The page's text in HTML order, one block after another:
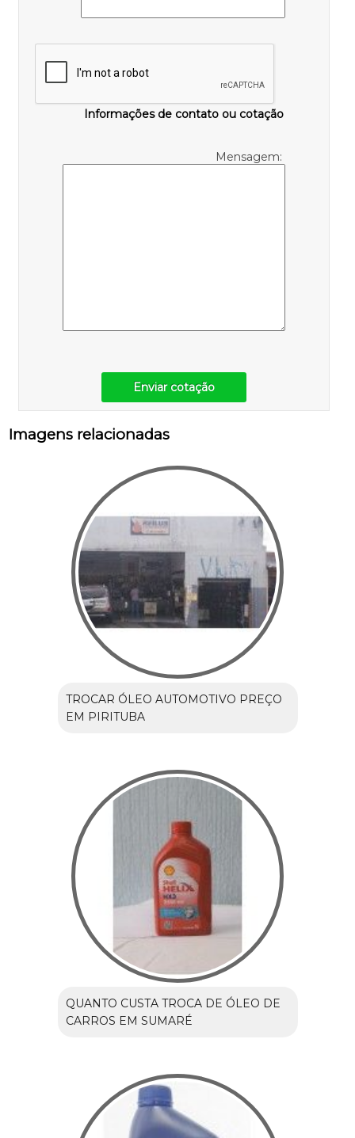
Informações de contato ou cotação
Mensagem:
Enviar cotação
Imagens relacionadas
TROCAR ÓLEO AUTOMOTIVO PREÇO
EM PIRITUBA
QUANTO CUSTA TROCA DE ÓLEO DE
CARROS EM SUMARÉ